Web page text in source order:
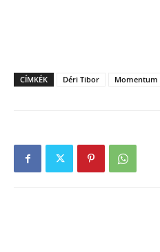
CÍMKÉK Déri Tibor Momentum